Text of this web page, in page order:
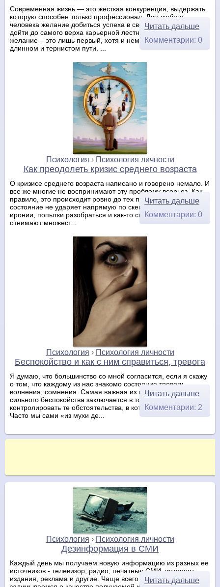
Современная жизнь — это жесткая конкуренция, выдержать
которую способен только профессионал. Для любого
человека желание добиться успеха в своих начинаниях и
дойти до самого верха карьерной лестницы естественно. Но
желание – это лишь первый, хотя и немаловажный, шаг на
длинном и тернистом пути. ...
Читать дальше
Комментарии: 0
Психология › Психология личности
Как преодолеть кризис среднего возраста
О кризисе среднего возраста написано и говорено немало. И
все же многие не воспринимают эту проблему всерьез. Как
правило, это происходит ровно до тех пор, пока это
состояние не ударяет напрямую по скептикам. Тут уже не до
иронии, попытки разобраться и как-то справиться с кризисом
отнимают множест...
Читать дальше
Комментарии: 0
Психология › Психология личности
Беспокойство и как с ним справиться, тревога
Я думаю, что большинство со мной согласится, если я скажу
о том, что каждому из нас знакомо состояние тревоги,
волнения, сомнения. Самая важная из причин нашего
сильного беспокойства заключается в том, что мы не можем
контролировать те обстоятельства, в которых находимся.
Часто мы сами «из мухи де...
Читать дальше
Комментарии: 2
Психология › Психология личности
Дезинформация в СМИ
Каждый день мы получаем новую информацию из разных ее
источников - телевизор, радио, печатные СМИ, интернет-
издания, реклама и другие. Чаще всего мы даже не
Читать дальше